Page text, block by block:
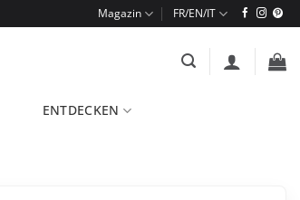
Magazin
ENTDECKEN